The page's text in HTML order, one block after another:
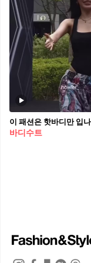
이 패션은 핫바디만 입
바디수트